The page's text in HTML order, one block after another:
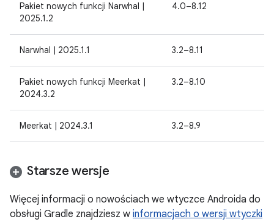
Pakiet nowych funkcji Narwhal |
2025.1.2
4.0–8.12
Narwhal | 2025.1.1 3.2–8.11
Pakiet nowych funkcji Meerkat |
2024.3.2
3.2–8.10
Meerkat | 2024.3.1 3.2–8.9
Starsze wersje
Więcej informacji o nowościach we wtyczce Androida do
obsługi Gradle znajdziesz w informacjach o wersji wtyczki